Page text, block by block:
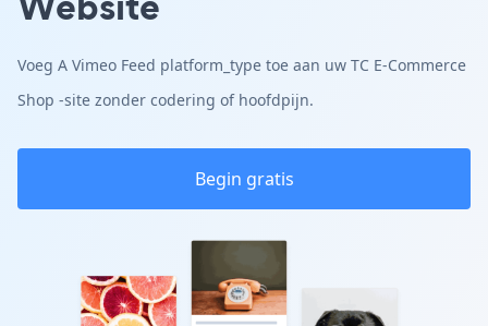
Voeg A Vimeo Feed platform_type toe aan uw TC E-Commerce
Shop -site zonder codering of hoofdpijn.
Begin gratis